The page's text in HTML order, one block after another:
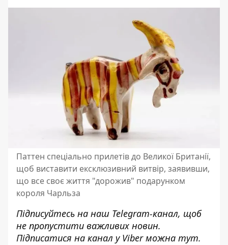
Паттен спеціально прилетів до Великої Британії,
щоб виставити ексклюзивний витвір, заявивши,
що все своє життя "дорожив" подарунком
короля Чарльза
Підписуйтесь на наш Telegram-канал, щоб
не пропустити важливих новин.
Підписатися на канал у Viber можна тут.